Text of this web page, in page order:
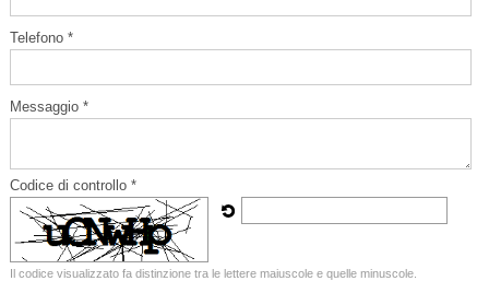
Telefono *
Messaggio *
Codice di controllo *
Il codice visualizzato fa distinzione tra le lettere maiuscole e quelle minuscole.